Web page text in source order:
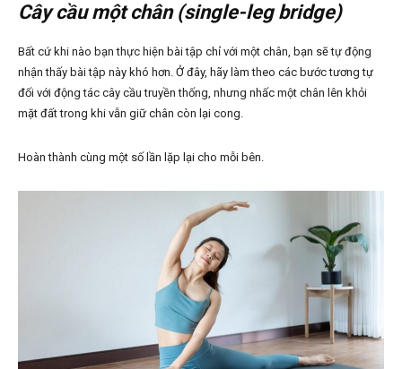
Cây cầu một chân (single-leg bridge)
Bất cứ khi nào bạn thực hiện bài tập chỉ với một chân, bạn sẽ tự động
nhận thấy bài tập này khó hơn. Ở đây, hãy làm theo các bước tương tự
đối với động tác cây cầu truyền thống, nhưng nhấc một chân lên khỏi
mặt đất trong khi vẫn giữ chân còn lại cong.
Hoàn thành cùng một số lần lặp lại cho mỗi bên.